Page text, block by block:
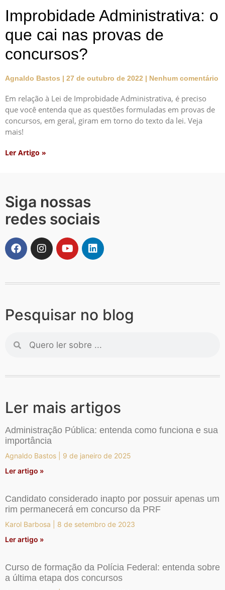
Improbidade Administrativa: o
que cai nas provas de
concursos?
Agnaldo Bastos 27 de outubro de 2022 Nenhum comentário
Em relação à Lei de Improbidade Administrativa, é preciso
que você entenda que as questões formuladas em provas de
concursos, em geral, giram em torno do texto da lei. Veja
mais!
Ler Artigo »
Siga nossas
redes sociais
Pesquisar no blog
Ler mais artigos
Administração Pública: entenda como funciona e sua
importância
Agnaldo Bastos
9 de janeiro de 2025
Ler artigo »
Candidato considerado inapto por possuir apenas um
rim permanecerá em concurso da PRF
Karol Barbosa
8 de setembro de 2023
Ler artigo »
Curso de formação da Polícia Federal: entenda sobre
a última etapa dos concursos